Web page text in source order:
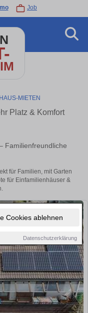
Cookies ablehnen
Datenschutzerklärung
Job
HAUS-MIETEN
Platz & Komfort
Familienfreundliche
für Familien, mit Garten
für Einfamilienhäuser &